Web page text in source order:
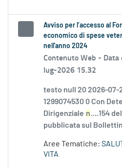
Avviso per l’accesso al
economico di spese
nell'anno 2024
Contenuto Web - Data
lug-2026 15.32
testo null 20 2026-07-
1299074530 0 Con
Dirigenziale n....154
pubblicata sul
Aree Tematiche:
VITA